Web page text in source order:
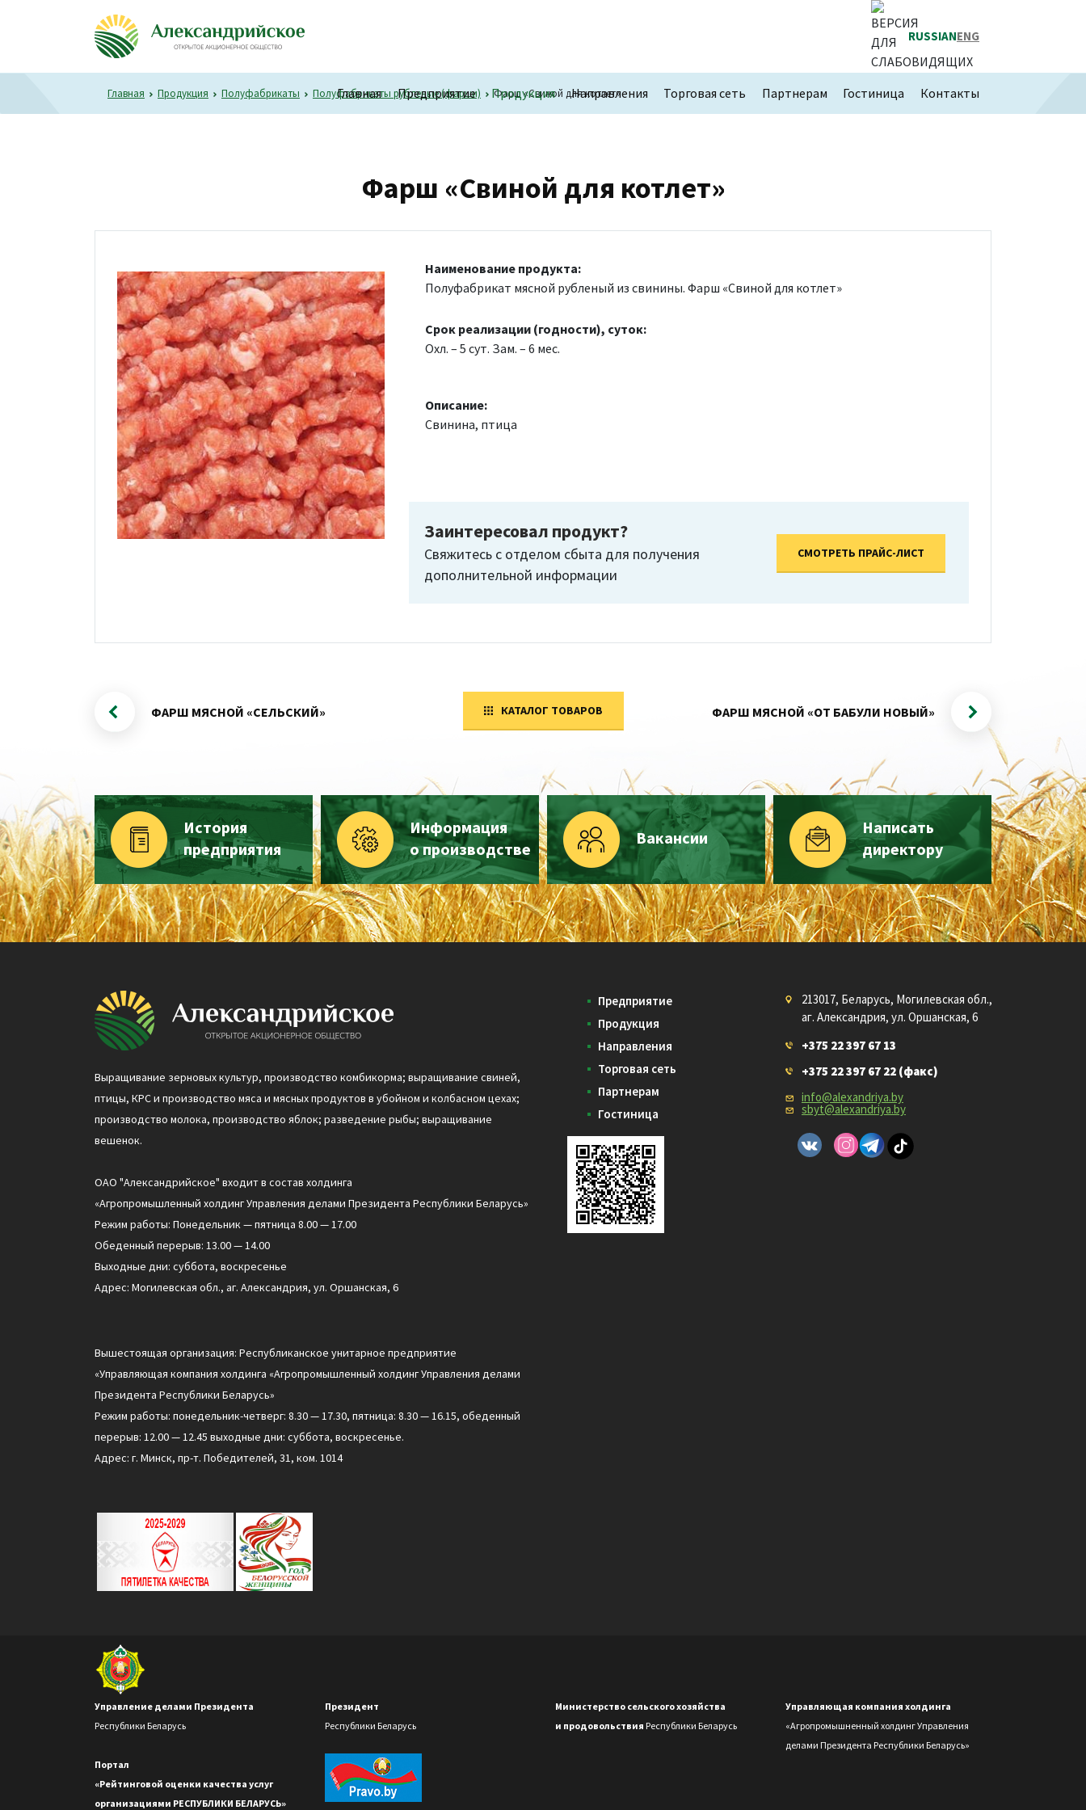
RUSSIANENG
Главная Предприятие Продукция Направления Торговая сеть Партнерам Гостиница Контакты
Главная Продукция Полуфабрикаты Полуфабрикаты рубленые (фарши) Фарш «Свиной для котлет»
Фарш «Свиной для котлет»
Наименование продукта:
Полуфабрикат мясной рубленый из свинины. Фарш «Свиной для котлет»
Срок реализации (годности), суток:
Охл. – 5 сут. Зам. – 6 мес.
Описание:
Свинина, птица
Заинтересовал продукт?
Свяжитесь с отделом сбыта для получения
дополнительной информации
СМОТРЕТЬ ПРАЙС-ЛИСТ
ФАРШ МЯСНОЙ «СЕЛЬСКИЙ» ФАРШ МЯСНОЙ «ОТ БАБУЛИ НОВЫЙ»
КАТАЛОГ ТОВАРОВ
История
предприятия
Информация
о производстве
Вакансии
Написать
директору
Выращивание зерновых культур, производство комбикорма; выращивание свиней,
птицы, КРС и производство мяса и мясных продуктов в убойном и колбасном цехах;
производство молока, производство яблок; разведение рыбы; выращивание
вешенок.
ОАО "Александрийское" входит в состав холдинга
«Агропромышленный холдинг Управления делами Президента Республики Беларусь»
Режим работы: Понедельник — пятница 8.00 — 17.00
Обеденный перерыв: 13.00 — 14.00
Выходные дни: суббота, воскресенье
Адрес: Могилевская обл., аг. Александрия, ул. Оршанская, 6
Вышестоящая организация: Республиканское унитарное предприятие
«Управляющая компания холдинга «Агропромышленный холдинг Управления делами
Президента Республики Беларусь»
Режим работы: понедельник-четверг: 8.30 — 17.30, пятница: 8.30 — 16.15, обеденный
перерыв: 12.00 — 12.45 выходные дни: суббота, воскресенье.
Адрес: г. Минск, пр-т. Победителей, 31, ком. 1014
Предприятие
Продукция
Направления
Торговая сеть
Партнерам
Гостиница
213017, Беларусь, Могилевская обл.,
аг. Александрия, ул. Оршанская, 6
+375 22 397 67 13
+375 22 397 67 22 (факс)
info@alexandriya.by
sbyt@alexandriya.by
Управление делами Президента
Республики Беларусь
Президент
Республики Беларусь
Министерство сельского хозяйства
и продовольствия Республики Беларусь
Управляющая компания холдинга
«Агропромышненный холдинг Управления
делами Президента Республики Беларусь»
Портал
«Рейтинговой оценки качества услуг
организациями РЕСПУБЛИКИ БЕЛАРУСЬ»